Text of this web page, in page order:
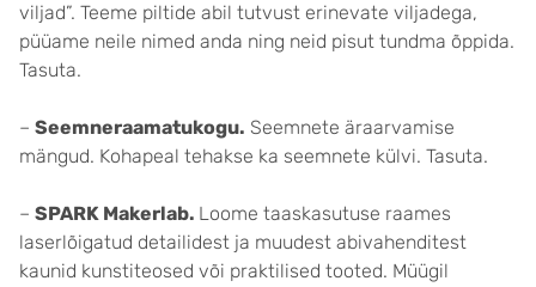
viljad”. Teeme piltide abil tutvust erinevate viljadega,
püüame neile nimed anda ning neid pisut tundma õppida.
Tasuta.
– Seemneraamatukogu. Seemnete äraarvamise
mängud. Kohapeal tehakse ka seemnete külvi. Tasuta.
– SPARK Makerlab. Loome taaskasutuse raames
laserlõigatud detailidest ja muudest abivahenditest
kaunid kunstiteosed või praktilised tooted. Müügil